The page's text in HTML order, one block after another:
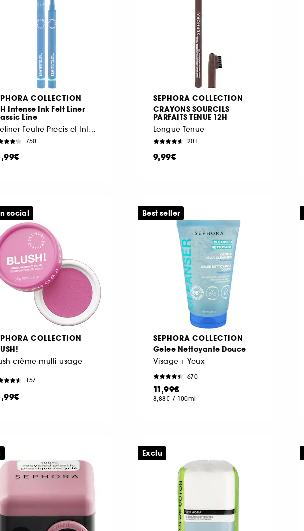
COLLECTION
Intense Ink Felt Liner
Line
Eyeliner Feutre Precis et Intense
750
SEPHORA COLLECTION
CRAYONS SOURCILS
PARFAITS TENUE 12H
Longue Tenue
201
9,99€
COLLECTION
crème multi-usage
157
social
SEPHORA COLLECTION
Gelee Nettoyante Douce
Visage + Yeux
670
11,99€
8,88€ / 100ml
Best seller
Exclu